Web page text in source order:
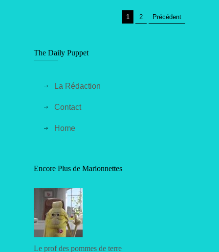
1 2 Précédent
The Daily Puppet
La Rédaction
Contact
Home
Encore Plus de Marionnettes
Le prof des pommes de terre